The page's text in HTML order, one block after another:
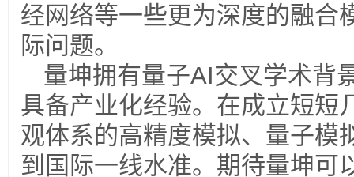
经网络等一些更为深度的融合
际问题。
量坤拥有量子AI交叉学术背
具备产业化经验。在成立短短
观体系的高精度模拟、量子模
到国际一线水准。期待量坤可